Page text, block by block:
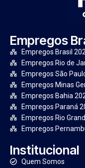
Empregos
Empregos Brasil
Empregos Rio de
Empregos São
Empregos Minas
Empregos Bahia
Empregos Paraná
Empregos Rio
Empregos
Institucional
Quem Somos